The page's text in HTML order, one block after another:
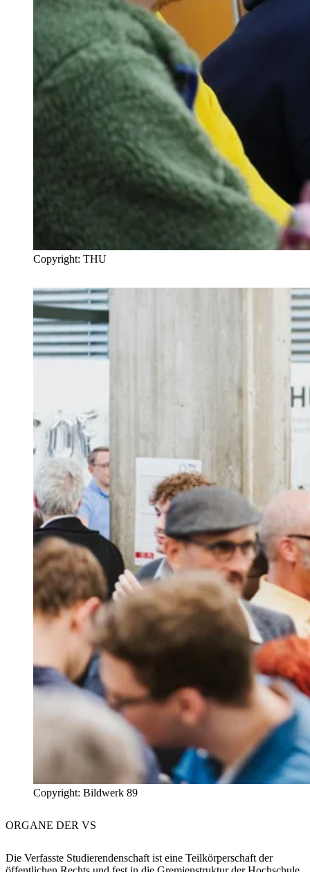
Copyright: THU
Copyright: Bildwerk 89
ORGANE DER VS
Die Verfasste Studierendenschaft ist eine Teilkörperschaft der